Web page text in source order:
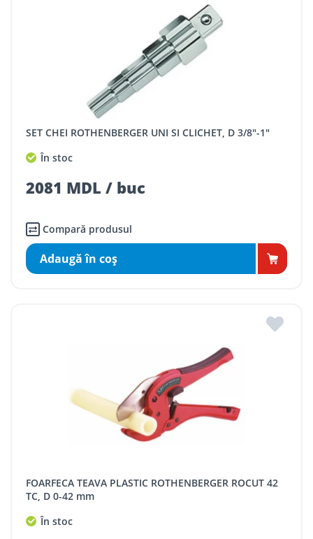
SET CHEI ROTHENBERGER UNI SI CLICHET, D 3/8"-1"
În stoc
2081 MDL / buc
Compară produsul
Adaugă în coş
FOARFECA TEAVA PLASTIC ROTHENBERGER ROCUT 42
TC, D 0-42 mm
În stoc